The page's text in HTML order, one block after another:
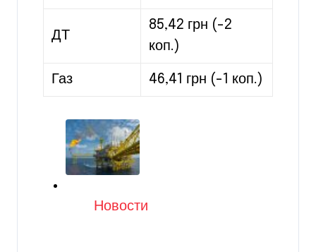
ДТ
85,42 грн (-2
коп.)
Газ 46,41 грн (-1 коп.)
Категория
Новости